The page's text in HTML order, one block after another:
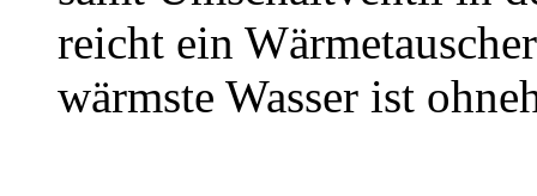
reicht ein
wärmste Wasser ist